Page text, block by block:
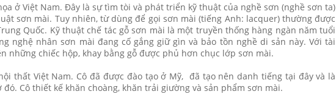
ở Việt Nam. Đây là sự tìm tòi và phát triển kỹ thuật của nghề sơn (nghề sơn ta)
sơn mài. Tuy nhiên, từ dùng để gọi sơn mài (tiếng Anh: lacquer) thường được
Quốc. Kỹ thuật chế tác gỗ sơn mài là một truyền thống hàng ngàn năm tuổi
nghệ nhân sơn mài đang cố gắng giữ gìn và bảo tồn nghề di sản này. Với tài
những chiếc hộp, khay bằng gỗ được phủ hơn chục lớp sơn mài.
thất Việt Nam. Cô đã được đào tạo ở Mỹ, đã tạo nên danh tiếng tại đây và là
Cô thiết kế khăn choàng, khăn trải giường và sản phẩm sơn mài.